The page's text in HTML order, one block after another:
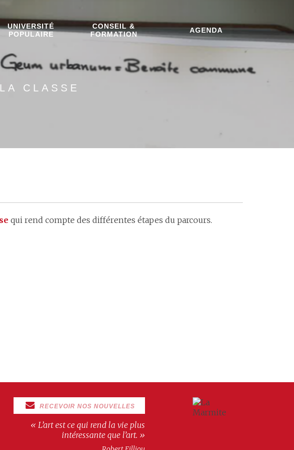
UNIVERSITÉ
POPULAIRE
CONSEIL &
FORMATION
AGENDA
CLASSE
qui rend compte des différentes étapes du parcours.
RECEVOIR NOS NOUVELLES
« L’art est ce qui rend la vie plus
intéressante que l’art. »